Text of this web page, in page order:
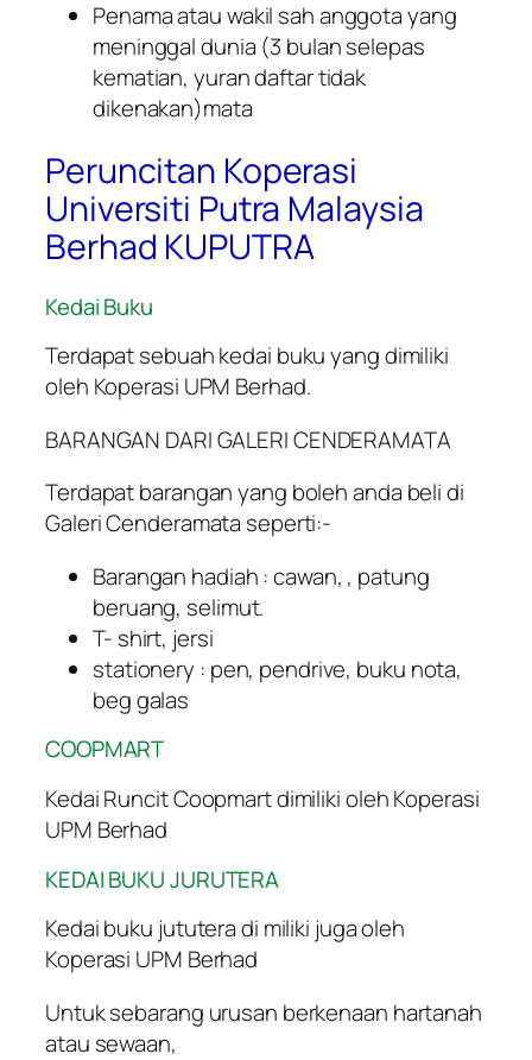
Penama atau wakil sah anggota yang
meninggal dunia (3 bulan selepas
kematian, yuran daftar tidak
dikenakan)mata
Peruncitan Koperasi
Universiti Putra Malaysia
Berhad KUPUTRA
Kedai Buku
Terdapat sebuah kedai buku yang dimiliki
oleh Koperasi UPM Berhad.
BARANGAN DARI GALERI CENDERAMATA
Terdapat barangan yang boleh anda beli di
Galeri Cenderamata seperti:-
Barangan hadiah : cawan, , patung
beruang, selimut.
T- shirt, jersi
stationery : pen, pendrive, buku nota,
beg galas
COOPMART
Kedai Runcit Coopmart dimiliki oleh Koperasi
UPM Berhad
KEDAI BUKU JURUTERA
Kedai buku jututera di miliki juga oleh
Koperasi UPM Berhad
Untuk sebarang urusan berkenaan hartanah
atau sewaan,